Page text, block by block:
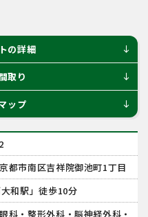
の詳細 south
取り south
ップ south
都市南区吉祥院御池町1丁目
和駅」徒歩10分
科・整形外科・脳神経外科・